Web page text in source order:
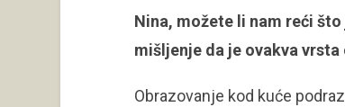
Nina, možete li nam reći
mišljenje da je ovakva
Obrazovanje kod kuće